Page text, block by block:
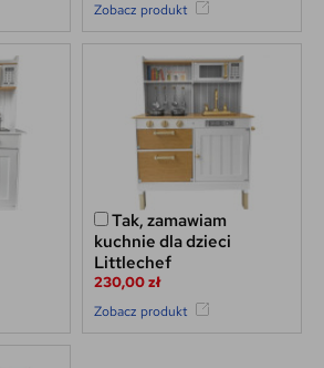
Zobacz produkt
Tak, zamawiam
kuchnie dla dzieci
Littlechef
230,00 zł
Zobacz produkt